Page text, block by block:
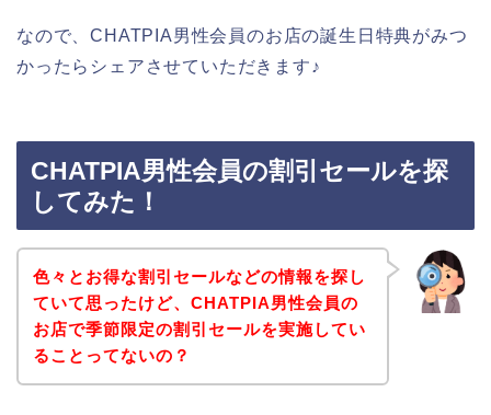
なので、CHATPIA男性会員のお店の誕生日特典がみつ
かったらシェアさせていただきます♪
CHATPIA男性会員の割引セールを探
してみた！
色々とお得な割引セールなどの情報を探し
ていて思ったけど、CHATPIA男性会員の
お店で季節限定の割引セールを実施してい
ることってないの？